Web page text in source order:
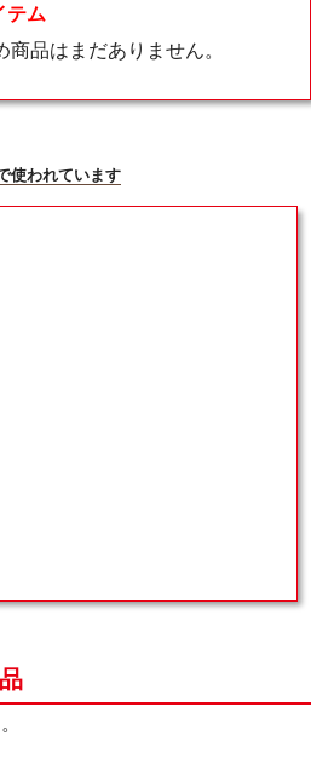
テム
品はまだありません。
使われています